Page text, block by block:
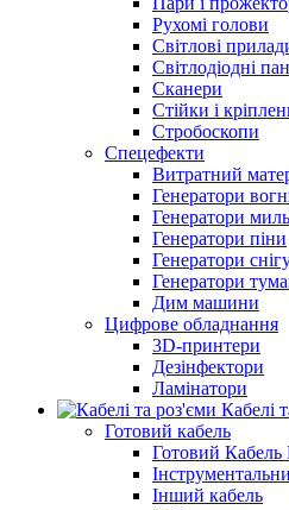
Рухомі голови
Світлові
Світлодіодні
Сканери
Стійки і
Стробоскопи
Спецефекти
Витратний
Генератори
Генератори
Генератори піни
Генератори
Генератори
Дим машини
Цифрове обладнання
3D-принтери
Дезінфектори
Ламінатори
Кабелі
Готовий кабель
Готовий
Інший кабель